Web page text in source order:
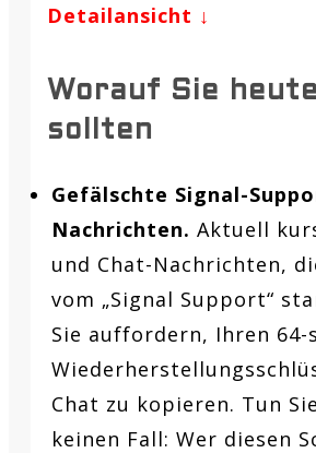
Detailansicht ↓
Worauf Sie
sollten
Gefälschte Signal-
Nachrichten. Aktuell
und Chat-Nachrichten,
vom „Signal Support“
Sie auffordern, Ihren
Chat zu kopieren. Tun
keinen Fall: Wer diesen